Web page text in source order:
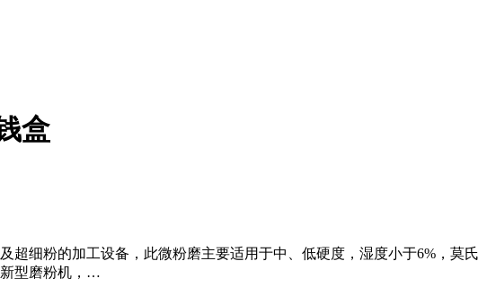
盒
超细粉的加工设备，此微粉磨主要适用于中、低硬度，湿度小于6%，
型磨粉机，…